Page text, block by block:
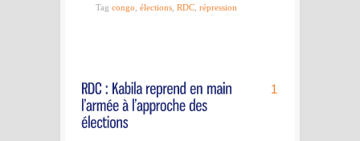
Tag congo élections RDC répression
1